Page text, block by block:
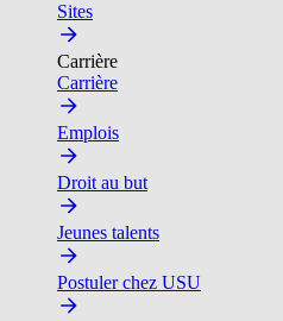
Sites
Carrière
Carrière
Emplois
Droit au but
Jeunes talents
Postuler chez USU